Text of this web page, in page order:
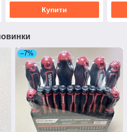
Купити
–7%